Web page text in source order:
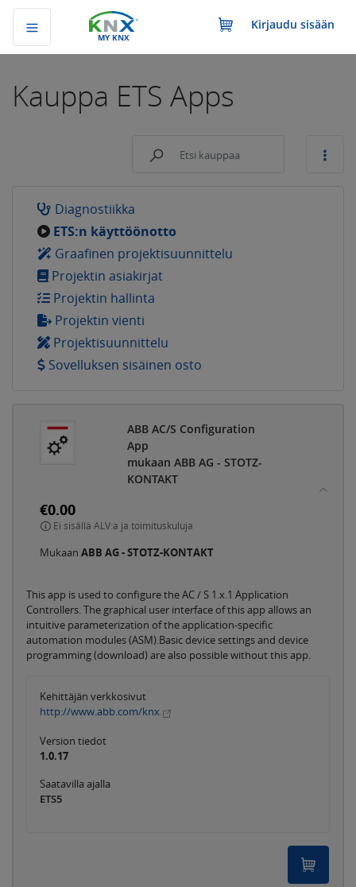
MY KNX
Kirjaudu sisään
Kauppa ETS Apps
Diagnostiikka
ETS:n käyttöönotto
Graafinen projektisuunnittelu
Projektin asiakirjat
Projektin hallinta
Projektin vienti
Projektisuunnittelu
Sovelluksen sisäinen osto
ABB AC/S Configuration
App
mukaan ABB AG - STOTZ-
KONTAKT
€0.00
Ei sisällä ALV:a ja toimituskuluja
Mukaan ABB AG - STOTZ-KONTAKT
This app is used to configure the AC / S 1.x.1 Application
Controllers. The graphical user interface of this app allows an
intuitive parameterization of the application-specific
automation modules (ASM).Basic device settings and device
programming (download) are also possible without this app.
Kehittäjän verkkosivut
http://www.abb.com/knx
Version tiedot
1.0.17
Saatavilla ajalla
ETS5